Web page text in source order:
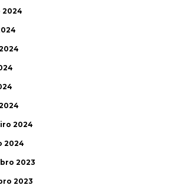
2024
2024
2024
2023
2023